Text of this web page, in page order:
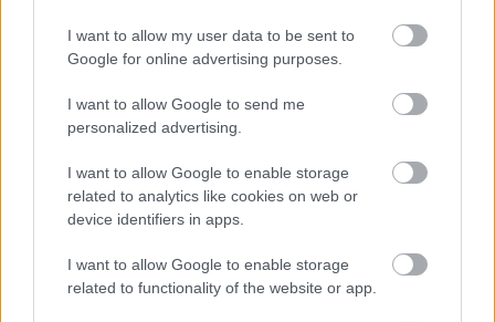
I want to allow my user data to be sent to
Google for online advertising purposes.
I want to allow Google to send me
personalized advertising.
I want to allow Google to enable storage
related to analytics like cookies on web or
device identifiers in apps.
I want to allow Google to enable storage
related to functionality of the website or app.
Meccs Center
Paris Saint-Germainvs
Manchester United
Felkészülési szezon 4. mérkőzés
Nya Ullevi, Göteborg